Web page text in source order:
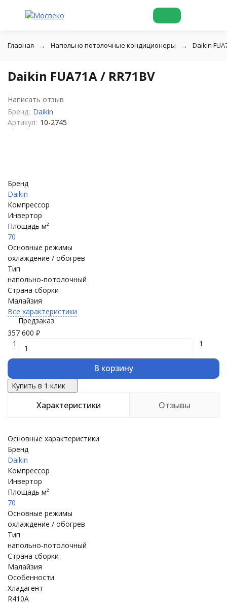
Главная Напольно потолочные кондиционеры Daikin
Daikin FUA71A / RR71BV
Написать отзыв
Бренд: Daikin
Артикул: 10-2745
Бренд
Daikin
Компрессор
Инвертор
Площадь м²
70
Основные режимы
охлаждение / обогрев
Тип
напольно-потолочный
Страна сборки
Малайзия
Все характеристики
Предзаказ
357 600 ₽
1
1
В корзину
Купить в 1 клик
Характеристики Отзывы
Основные характеристики
Бренд
Daikin
Компрессор
Инвертор
Площадь м²
70
Основные режимы
охлаждение / обогрев
Тип
напольно-потолочный
Страна сборки
Малайзия
Особенности
Хладагент
R410A